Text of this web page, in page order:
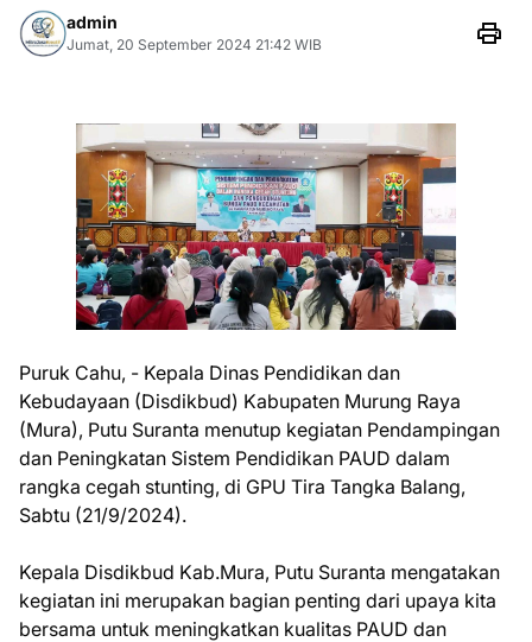
admin
Jumat, 20 September 2024 21:42 WIB
Puruk Cahu, - Kepala Dinas Pendidikan dan
Kebudayaan (Disdikbud) Kabupaten Murung Raya
(Mura), Putu Suranta menutup kegiatan Pendampingan
dan Peningkatan Sistem Pendidikan PAUD dalam
rangka cegah stunting, di GPU Tira Tangka Balang,
Sabtu (21/9/2024).
Kepala Disdikbud Kab.Mura, Putu Suranta mengatakan
kegiatan ini merupakan bagian penting dari upaya kita
bersama untuk meningkatkan kualitas PAUD dan